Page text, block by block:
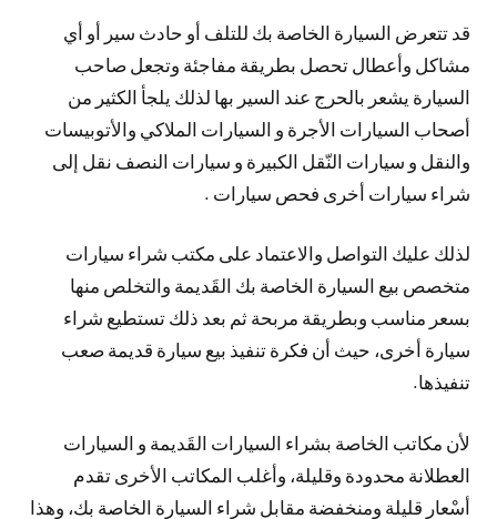
قد تتعرض السيارة الخاصة بك للتلف أو حادث سير أو أي
مشاكل وأعطال تحصل بطريقة مفاجئة وتجعل صاحب
السيارة يشعر بالحرج عند السير بها لذلك يلجأ الكثير من
أصحاب السيارات الأجرة و السيارات الملاكي والأتوبيسات
والنقل و سيارات النّقل الكبيرة و سيارات النصف نقل إلى
شراء سيارات أخرى فحص سيارات .
لذلك عليك التواصل والاعتماد على مكتب شراء سيارات
متخصص بيع السيارة الخاصة بك القَديمة والتخلص منها
بسعر مناسب وبطريقة مربحة ثم بعد ذلك تستطيع شراء
سيارة أخرى، حيث أن فكرة تنفيذ بيع سيارة قديمة صعب
تنفيذها.
لأن مكاتب الخاصة بشراء السيارات القَديمة و السيارات
العطلانة محدودة وقليلة، وأغلب المكاتب الأخرى تقدم
أسْعار قليلة ومنخفضة مقابل شراء السيارة الخاصة بك، وهذا